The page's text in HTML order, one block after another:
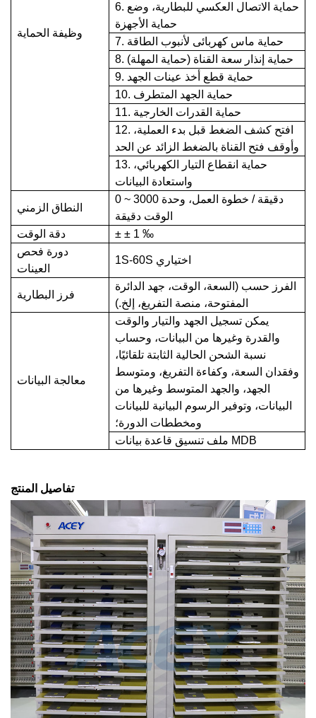
وظيفة الحماية
6. حماية الاتصال العكسي للبطارية، وضع
حماية الأجهزة
7. حماية ماس كهربائى لأنبوب الطاقة
8. حماية إنذار سعة القناة (حماية المهلة)
9. حماية قطع أخذ عينات الجهد
10. حماية الجهد المتطرف
11. حماية القدرات الخارجية
12. افتح كشف الضغط قبل بدء العملية،
وأوقف فتح القناة بالضغط الزائد عن الحد
13. حماية انقطاع التيار الكهربائي،
واستعادة البيانات
النطاق الزمني
0 ~ 3000 دقيقة / خطوة العمل، وحدة
الوقت دقيقة
دقة الوقت
± ± 1 ‰
دورة فحص
العينات
1S-60S اختياري
فرز البطارية
الفرز حسب (السعة، الوقت، جهد الدائرة
المفتوحة، منصة التفريغ، إلخ.)
معالجة البيانات
يمكن تسجيل الجهد والتيار والوقت
والقدرة وغيرها من البيانات، وحساب
نسبة الشحن الحالية الثابتة تلقائيًا،
وفقدان السعة، وكفاءة التفريغ، ومتوسط
​​الجهد، والجهد المتوسط ​​وغيرها من
البيانات، وتوفير الرسوم البيانية للبيانات
ومخططات الدورة؛
ملف تنسيق قاعدة بيانات MDB
تفاصيل المنتج